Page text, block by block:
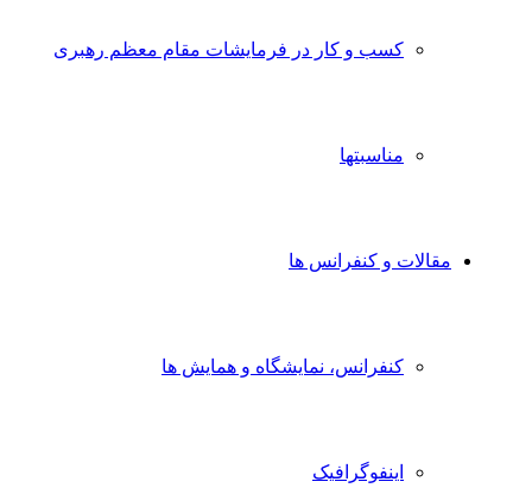
کسب و کار در فرمایشات مقام معظم رهبری
مناسبتها
مقالات و کنفرانس ها
کنفرانس، نمایشگاه و همایش ها
اینفوگرافیک